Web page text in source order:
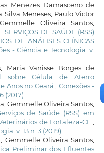
Menezes Damasceno de
Meneses, Paulo Victor
Oliveira Santos,
SERVIÇOS DE SAÚDE (RSS)
DE ANÁLISES CLÍNICAS
- Ciência e Tecnologia: v.
Maria Vanisse Borges de
sobre Célula de Aterro
Anos no Ceará
Conexões -
(2017)
Gemmelle Oliveira Santos,
de Saúde (RSS) em
de Fortaleza-CE
v. 13 n. 3 (2019)
Oliveira Santos,
Preliminar dos Efluentes